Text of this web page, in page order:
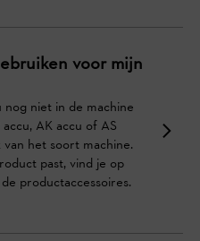
voor mijn
nog niet in de machine
AK accu of AS
het soort machine.
past, vind je op
productaccessoires.